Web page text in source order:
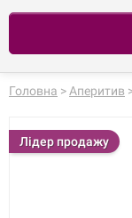
Головна > Аперитив
Лідер продажу